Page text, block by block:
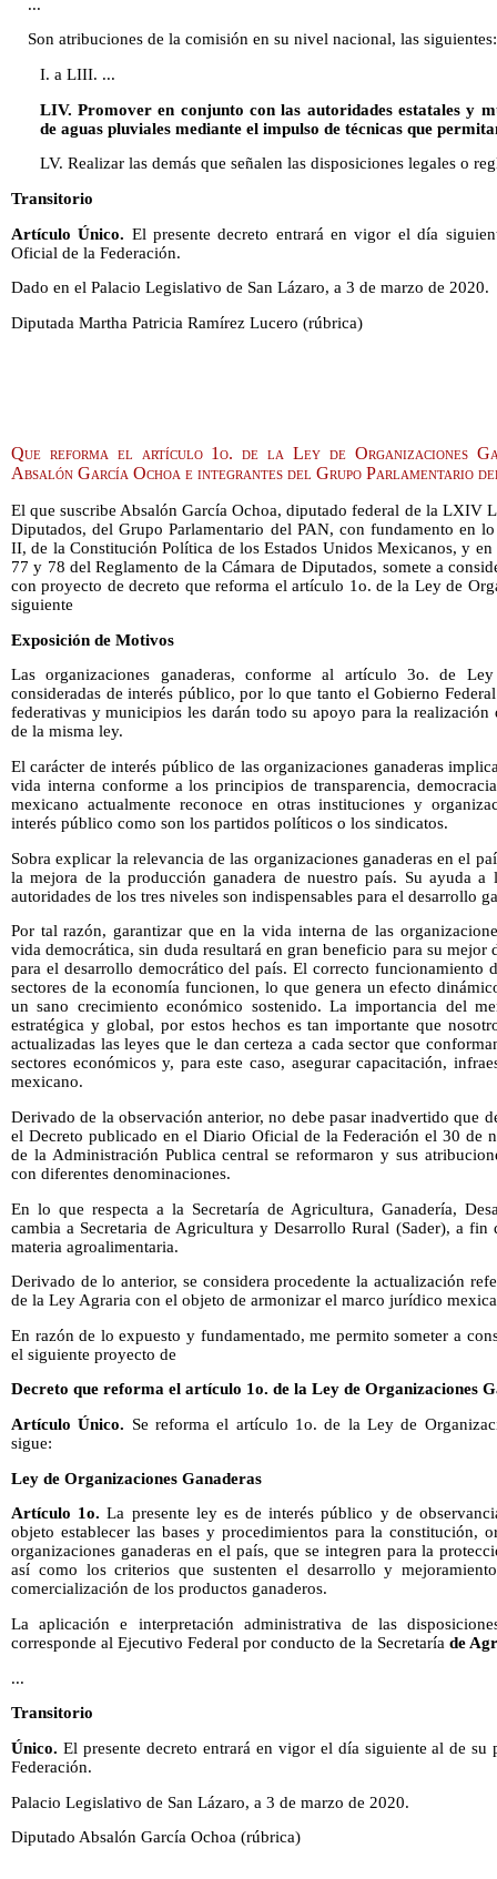
...
Son atribuciones de la comisión en su nivel nacional, las siguientes:
I. a LIII. ...
LIV. Promover en conjunto con las autoridades estatales y
de aguas pluviales mediante el impulso de técnicas que
LV. Realizar las demás que señalen las disposiciones legales o
Transitorio
Artículo Único. El presente decreto entrará en vigor el día
Oficial de la Federación.
Dado en el Palacio Legislativo de San Lázaro, a 3 de marzo de 2020.
Diputada Martha Patricia Ramírez Lucero (rúbrica)
Que reforma el artículo 1o. de la Ley de Organizaciones
Absalón García Ochoa e integrantes del Grupo Parlamentario
El que suscribe Absalón García Ochoa, diputado federal de la LXIV
Diputados, del Grupo Parlamentario del PAN, con fundamento en
II, de la Constitución Política de los Estados Unidos Mexicanos, y
77 y 78 del Reglamento de la Cámara de Diputados, somete a
con proyecto de decreto que reforma el artículo 1o. de la Ley de
siguiente
Exposición de Motivos
Las organizaciones ganaderas, conforme al artículo 3o. de
consideradas de interés público, por lo que tanto el Gobierno
federativas y municipios les darán todo su apoyo para la
de la misma ley.
El carácter de interés público de las organizaciones ganaderas
vida interna conforme a los principios de transparencia,
mexicano actualmente reconoce en otras instituciones y
interés público como son los partidos políticos o los sindicatos.
Sobra explicar la relevancia de las organizaciones ganaderas en el
la mejora de la producción ganadera de nuestro país. Su ayuda a
autoridades de los tres niveles son indispensables para el desarrollo
Por tal razón, garantizar que en la vida interna de las
vida democrática, sin duda resultará en gran beneficio para su mejor
para el desarrollo democrático del país. El correcto funcionamiento
sectores de la economía funcionen, lo que genera un efecto
un sano crecimiento económico sostenido. La importancia del
estratégica y global, por estos hechos es tan importante que
actualizadas las leyes que le dan certeza a cada sector que
sectores económicos y, para este caso, asegurar capacitación,
mexicano.
Derivado de la observación anterior, no debe pasar inadvertido que
el Decreto publicado en el Diario Oficial de la Federación el 30 de
de la Administración Publica central se reformaron y sus
con diferentes denominaciones.
En lo que respecta a la Secretaría de Agricultura, Ganadería,
cambia a Secretaria de Agricultura y Desarrollo Rural (Sader), a
materia agroalimentaria.
Derivado de lo anterior, se considera procedente la actualización
de la Ley Agraria con el objeto de armonizar el marco jurídico
En razón de lo expuesto y fundamentado, me permito someter a
el siguiente proyecto de
Decreto que reforma el artículo 1o. de la Ley de Organizaciones
Artículo Único. Se reforma el artículo 1o. de la Ley de
sigue:
Ley de Organizaciones Ganaderas
Artículo 1o. La presente ley es de interés público y de
objeto establecer las bases y procedimientos para la constitución,
organizaciones ganaderas en el país, que se integren para la
así como los criterios que sustenten el desarrollo y
comercialización de los productos ganaderos.
La aplicación e interpretación administrativa de las
corresponde al Ejecutivo Federal por conducto de la Secretaría de
...
Transitorio
Único. El presente decreto entrará en vigor el día siguiente al de
Federación.
Palacio Legislativo de San Lázaro, a 3 de marzo de 2020.
Diputado Absalón García Ochoa (rúbrica)